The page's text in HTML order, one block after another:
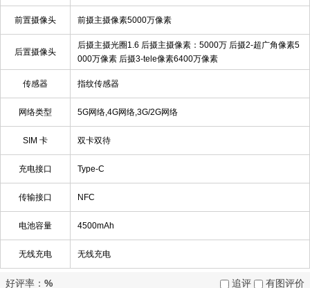
前置摄像头 前摄主摄像素5000万像素
后置摄像头
后摄主摄光圈1.6 后摄主摄像素：5000万 后摄2-超广角像素5
000万像素 后摄3-tele像素6400万像素
传感器 指纹传感器
网络类型 5G网络,4G网络,3G/2G网络
SIM 卡 双卡双待
充电接口 Type-C
传输接口 NFC
电池容量 4500mAh
无线充电 无线充电
好评率： % 追评 有图评价